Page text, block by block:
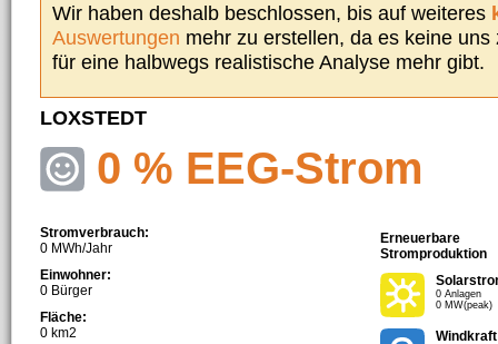
Wir haben deshalb beschlossen, bis auf weiteres
Auswertungen mehr zu erstellen, da es keine
für eine halbwegs realistische Analyse mehr gibt.
LOXSTEDT
0 % EEG-Strom
Stromverbrauch:
0 MWh/Jahr
Einwohner:
0 Bürger
Fläche:
0 km2
Erneuerbare
Stromproduktion
0 Anlagen
0 MW(peak)
Windkraft